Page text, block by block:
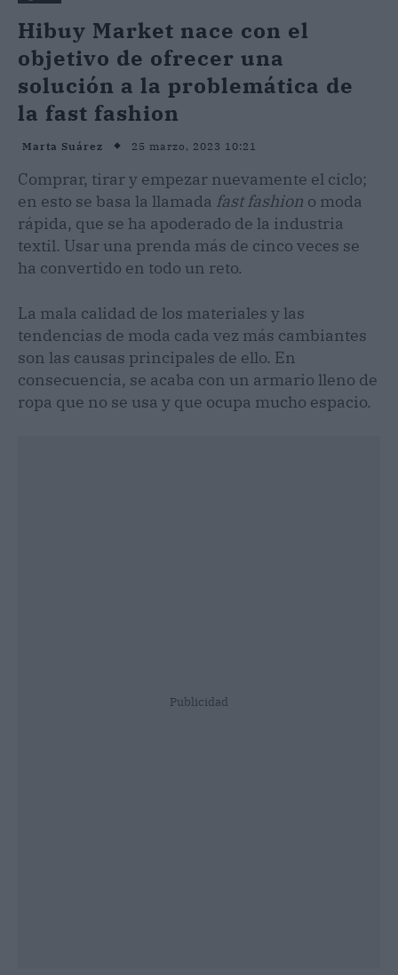
Hibuy Market nace con el
objetivo de ofrecer una
solución a la problemática de
la fast fashion
Marta Suárez 25 marzo, 2023 10:21
Comprar, tirar y empezar nuevamente el ciclo;
en esto se basa la llamada fast fashion o moda
rápida, que se ha apoderado de la industria
textil. Usar una prenda más de cinco veces se
ha convertido en todo un reto.
La mala calidad de los materiales y las
tendencias de moda cada vez más cambiantes
son las causas principales de ello. En
consecuencia, se acaba con un armario lleno de
ropa que no se usa y que ocupa mucho espacio.
Publicidad